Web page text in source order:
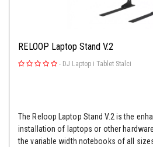
RELOOP Laptop Stand V.2
- DJ Laptop i Tablet Stalci
The Reloop Laptop Stand V.2 is the
installation of laptops or other
the variable width notebooks of all